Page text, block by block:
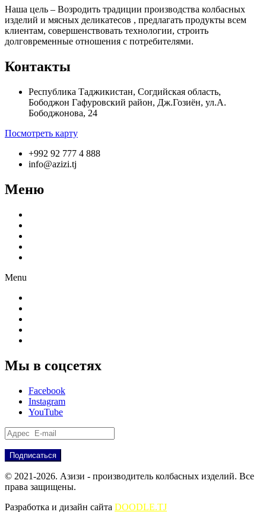
Наша цель – Возродить традиции производства колбасных
изделий и мясных деликатесов , предлагать продукты всем
клиентам, совершенствовать технологии, строить
долговременные отношения с потребителями.
Контакты
Республика Таджикистан, Согдийская область,
Бободжон Гафуровский район, Дж.Гозиён, ул.А.
Бободжонова, 24
Посмотреть карту
+992 92 777 4 888
info@azizi.tj
Меню
Menu
Мы в соцсетях
Facebook
Instagram
YouTube
© 2021-2026. Азизи - производитель колбасных изделий. Все
права защищены.
Разработка и дизайн сайта DOODLE.TJ